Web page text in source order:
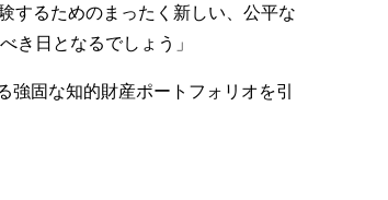
するためのまったく新しい、公平な
き日となるでしょう」
固な知的財産ポートフォリオを引